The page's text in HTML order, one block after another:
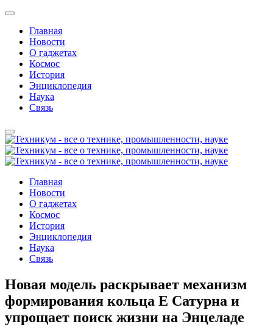
Главная
Новости
О гаджетах
Космос
История
Энциклопедия
Наука
Связь
Главная
Новости
О гаджетах
Космос
История
Энциклопедия
Наука
Связь
Новая модель раскрывает механизм
формирования кольца E Сатурна и
упрощает поиск жизни на Энцеладе